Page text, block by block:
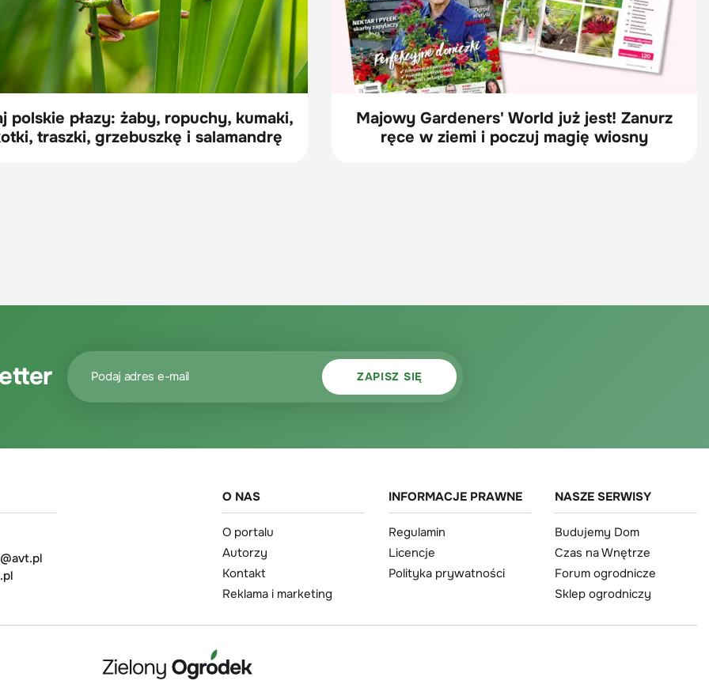
polskie płazy: żaby, ropuchy, kumaki,
traszki, grzebuszkę i salamandrę
Majowy Gardeners' World już jest! Zanurz
ręce w ziemi i poczuj magię wiosny
O NAS
O portalu
Autorzy
Kontakt
Reklama i marketing
INFORMACJE PRAWNE
Regulamin
Licencje
Polityka prywatności
NASZE SERWISY
Budujemy Dom
Czas na Wnętrze
Forum ogrodnicze
Sklep ogrodniczy